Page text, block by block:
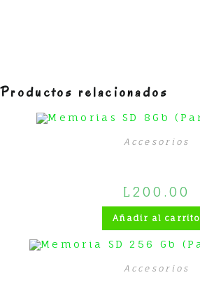
Productos relacionados
Accesorios
L 200.00
Añadir al carrito
Accesorios